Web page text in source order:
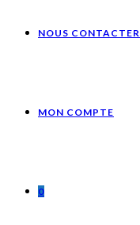
NOUS CONTACTER
MON COMPTE
0